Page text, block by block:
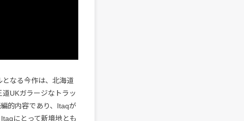
なる今作は、北海道
UKガラージなトラッ
的内容であり、Itaqが
にとって新境地とも